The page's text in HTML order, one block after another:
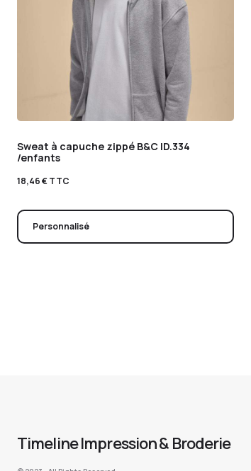
Sweat à capuche zippé B&C ID.334
/enfants
18,46€TTC
Personnalisé
Timeline Impression & Broderie